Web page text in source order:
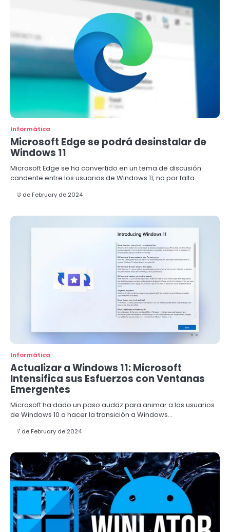
Informática
Microsoft Edge se podrá desinstalar de
Windows 11
Microsoft Edge se ha convertido en un tema de discusión
candente entre los usuarios de Windows 11, no por falta…
8 de February de 2024
Informática
Actualizar a Windows 11: Microsoft
Intensifica sus Esfuerzos con Ventanas
Emergentes
Microsoft ha dado un paso audaz para animar a los usuarios
de Windows 10 a hacer la transición a Windows…
7 de February de 2024